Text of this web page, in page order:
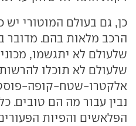
כן, גם בעולם המוטורי יש
הרכב מלאות בהם. מדובר
שלעולם לא יתגשמו,
שלעולם לא תוכלו
אלקטרו-שטח-קופה-
נבין עבור מה הם טובים.
הפלאשים והפיות